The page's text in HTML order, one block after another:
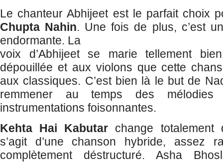
Le chanteur Abhijeet est le parfait choix
Chupta Nahin. Une fois de plus, c’est
endormante. La
voix d’Abhijeet se marie tellement
dépouillée et aux violons que cette
aux classiques. C’est bien là le but de
remmener au temps des
instrumentations foisonnantes.
Kehta Hai Kabutar change totalement
s’agit d’une chanson hybride, assez
complètement déstructuré. Asha